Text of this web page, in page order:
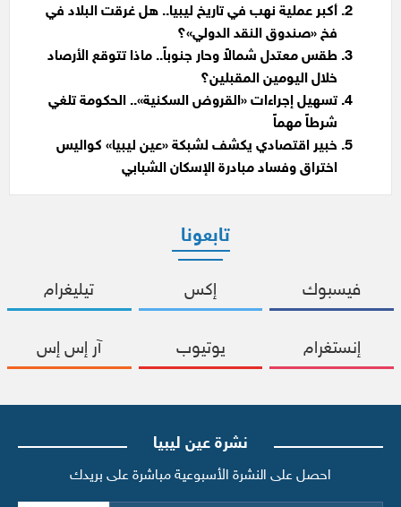
أكبر عملية نهب في تاريخ ليبيا.. هل غرقت البلاد في
فخ «صندوق النقد الدولي»؟
طقس معتدل شمالاً وحار جنوباً.. ماذا تتوقع الأرصاد
خلال اليومين المقبلين؟
تسهيل إجراءات «القروض السكنية».. الحكومة تلغي
شرطاً مهماً
خبير اقتصادي يكشف لشبكة «عين ليبيا» كواليس
اختراق وفساد مبادرة الإسكان الشبابي
تابعونا
فيسبوك إكس تيليغرام
إنستغرام يوتيوب آر إس إس
نشرة عين ليبيا
احصل على النشرة الأسبوعية مباشرة على بريدك